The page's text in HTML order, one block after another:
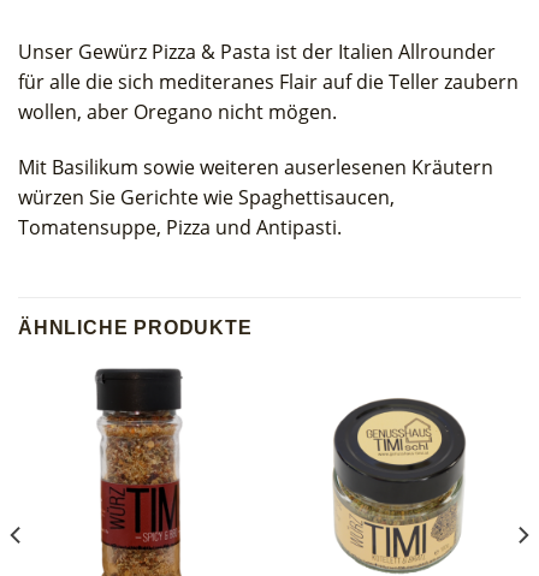
Unser Gewürz Pizza & Pasta ist der Italien Allrounder
für alle die sich mediteranes Flair auf die Teller zaubern
wollen, aber Oregano nicht mögen.
Mit Basilikum sowie weiteren auserlesenen Kräutern
würzen Sie Gerichte wie Spaghettisaucen,
Tomatensuppe, Pizza und Antipasti.
ÄHNLICHE PRODUKTE